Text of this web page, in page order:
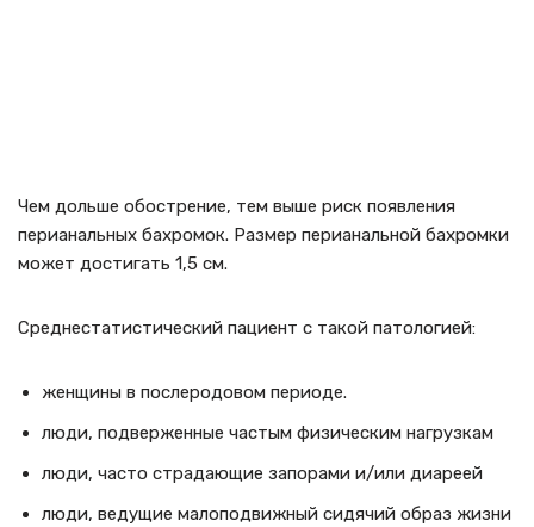
Чем дольше обострение, тем выше риск появления
перианальных бахромок. Размер перианальной бахромки
может достигать 1,5 см.
Среднестатистический пациент с такой патологией:
женщины в послеродовом периоде.
люди, подверженные частым физическим нагрузкам
люди, часто страдающие запорами и/или диареей
люди, ведущие малоподвижный сидячий образ жизни